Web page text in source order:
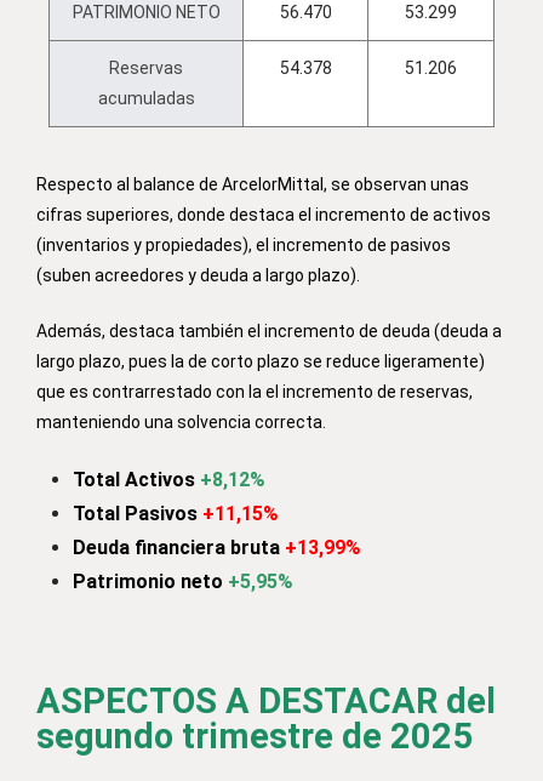
PATRIMONIO NETO 56.470 53.299
Reservas
acumuladas
54.378 51.206
Respecto al balance de ArcelorMittal, se observan unas
cifras superiores, donde destaca el incremento de activos
(inventarios y propiedades), el incremento de pasivos
(suben acreedores y deuda a largo plazo).
Además, destaca también el incremento de deuda (deuda a
largo plazo, pues la de corto plazo se reduce ligeramente)
que es contrarrestado con la el incremento de reservas,
manteniendo una solvencia correcta.
Total Activos +8,12%
Total Pasivos +11,15%
Deuda financiera bruta +13,99%
Patrimonio neto +5,95%
ASPECTOS A DESTACAR del
segundo trimestre de 2025